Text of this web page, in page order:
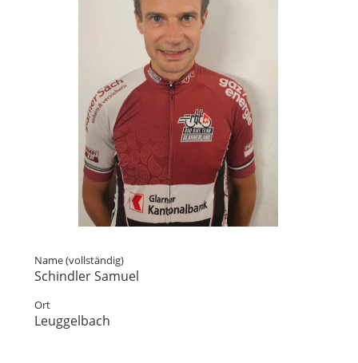
Name (vollständig)
Schindler Samuel
Ort
Leuggelbach